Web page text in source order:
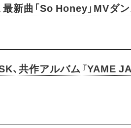
新曲「So Honey」MVダ
、共作アルバム『YAME